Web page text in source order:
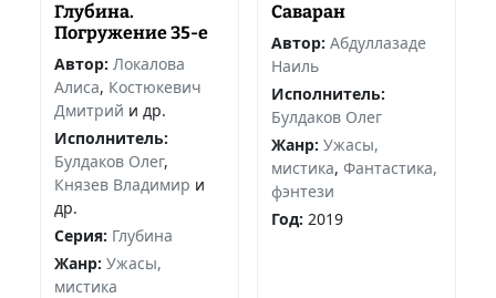
Глубина.
Погружение 35-е
Автор: Локалова
Алиса, Костюкевич
Дмитрий и др.
Исполнитель:
Булдаков Олег,
Князев Владимир и
др.
Серия: Глубина
Жанр: Ужасы,
мистика
Саваран
Автор: Абдуллазаде
Наиль
Исполнитель:
Булдаков Олег
Жанр: Ужасы,
мистика, Фантастика,
фэнтези
Год: 2019